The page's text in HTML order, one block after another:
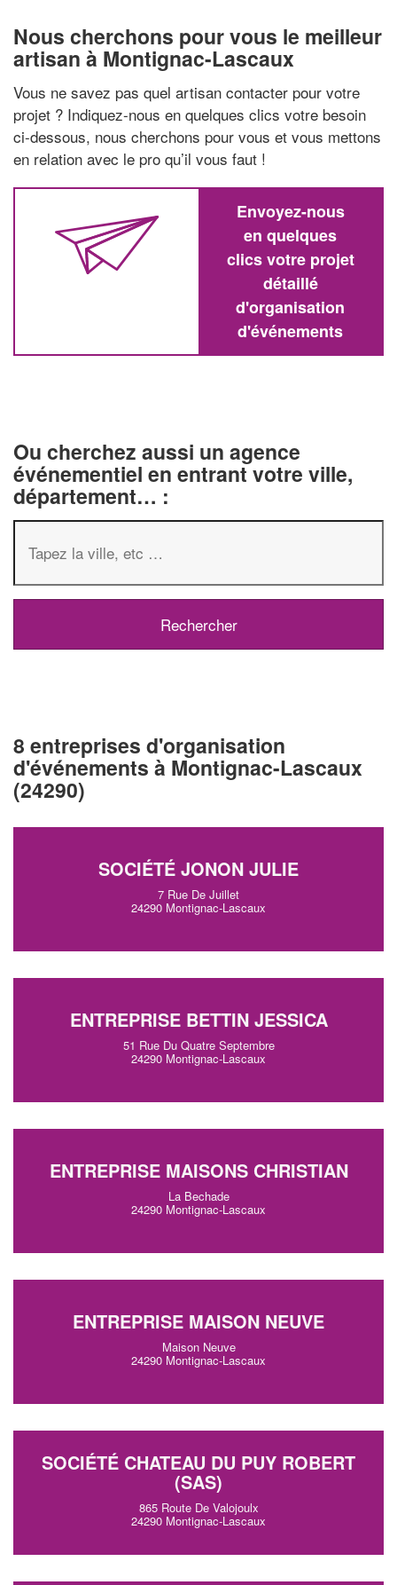
Nous cherchons pour vous le meilleur
artisan à Montignac-Lascaux
Vous ne savez pas quel artisan contacter pour votre
projet ? Indiquez-nous en quelques clics votre besoin
ci-dessous, nous cherchons pour vous et vous mettons
en relation avec le pro qu’il vous faut !
Envoyez-nous
en quelques
clics votre projet
détaillé
d'organisation
d'événements
Ou cherchez aussi un agence
événementiel en entrant votre ville,
département… :
8 entreprises d'organisation
d'événements à Montignac-Lascaux
(24290)
SOCIÉTÉ JONON JULIE
7 Rue De Juillet
24290 Montignac-Lascaux
ENTREPRISE BETTIN JESSICA
51 Rue Du Quatre Septembre
24290 Montignac-Lascaux
ENTREPRISE MAISONS CHRISTIAN
La Bechade
24290 Montignac-Lascaux
ENTREPRISE MAISON NEUVE
Maison Neuve
24290 Montignac-Lascaux
SOCIÉTÉ CHATEAU DU PUY ROBERT
(SAS)
865 Route De Valojoulx
24290 Montignac-Lascaux